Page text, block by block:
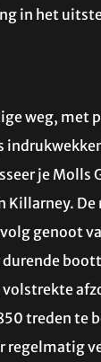
in het
weg, met
je Molls
De
genoot
durende
treden te
regelmatig